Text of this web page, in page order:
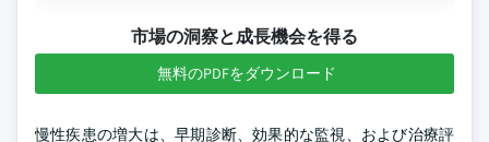
市場の洞察と成長機会を得る
無料のPDFをダウンロード
慢性疾患の増大は、早期診断、効果的な監視、および治療評